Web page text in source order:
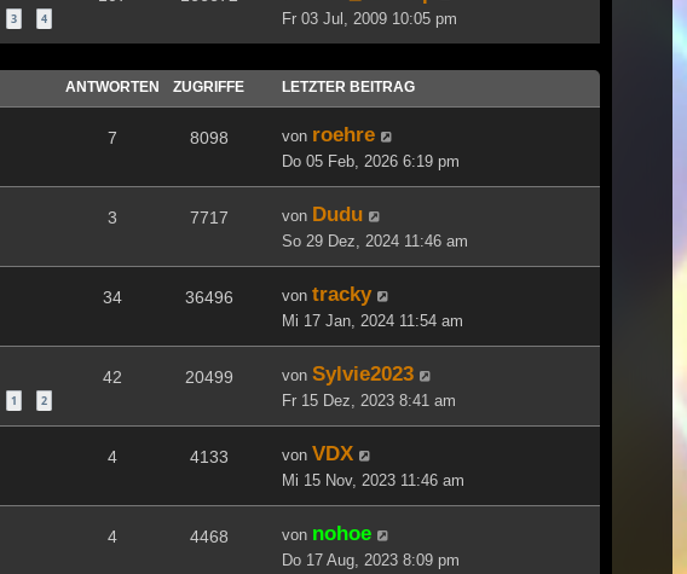
3 4 Fr 03 Jul, 2009 10:05 pm
ANTWORTEN ZUGRIFFE LETZTER BEITRAG
7 8098 von roehre
Do 05 Feb, 2026 6:19 pm
3 7717 von Dudu
So 29 Dez, 2024 11:46 am
34 36496 von tracky
Mi 17 Jan, 2024 11:54 am
1 2
42 20499 von Sylvie2023
Fr 15 Dez, 2023 8:41 am
4 4133 von VDX
Mi 15 Nov, 2023 11:46 am
4 4468 von nohoe
Do 17 Aug, 2023 8:09 pm